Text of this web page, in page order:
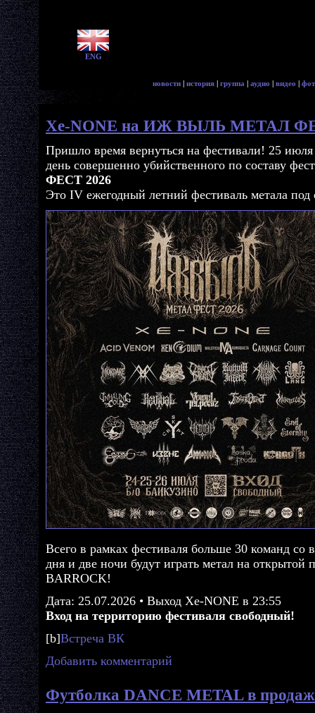
ENG
новости | история | группа | аудио | видео |
Xe-NONE на ИЖ ВЫЛЬ МЕТАЛ
Пришло время вернуться на фестивали! 25
день совершенно убийственного по составу
ФЕСТ 2026
Это IV ежегодный летний фестиваль метала
Всего в рамках фестиваля больше 30 команд со
дня и две ночи будут играть метал на открытой
BARROCK!
Дата: 25.07.2026 • Выход Xe-NONE в 23:55
Вход на территорию фестиваля свободный!
[b]Встреча ВК
Добавить комментарий
Футболка DANCE METAL в